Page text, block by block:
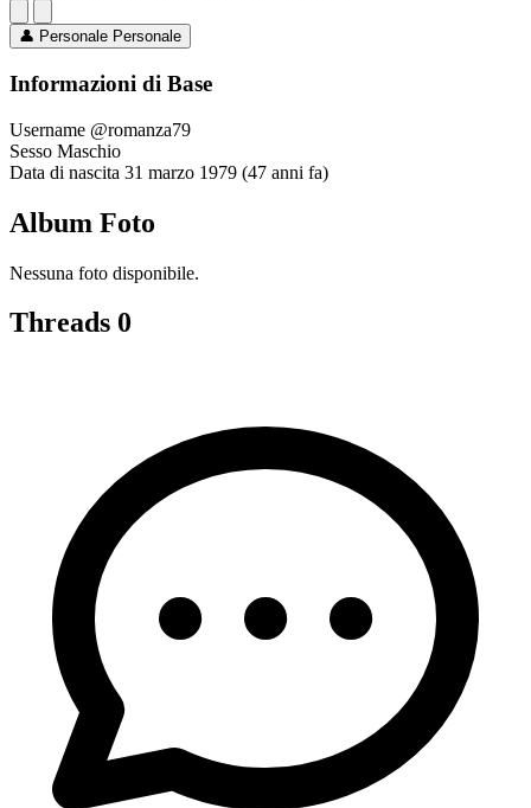
👤 Personale Personale
Informazioni di Base
Username @romanza79
Sesso Maschio
Data di nascita 31 marzo 1979 (47 anni fa)
Album Foto
Nessuna foto disponibile.
Threads 0